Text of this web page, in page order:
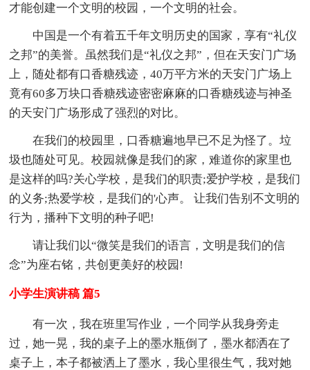
才能创建一个文明的校园，一个文明的社会。
中国是一个有着五千年文明历史的国家，享有“礼仪
之邦”的美誉。虽然我们是“礼仪之邦”，但在天安门广场
上，随处都有口香糖残迹，40万平方米的天安门广场上
竟有60多万块口香糖残迹密密麻麻的口香糖残迹与神圣
的天安门广场形成了强烈的对比。
在我们的校园里，口香糖遍地早已不足为怪了。垃
圾也随处可见。校园就像是我们的家，难道你的家里也
是这样的吗?关心学校，是我们的职责;爱护学校，是我们
的义务;热爱学校，是我们的'心声。 让我们告别不文明的
行为，播种下文明的种子吧!
请让我们以“微笑是我们的语言，文明是我们的信
念”为座右铭，共创更美好的校园!
小学生演讲稿 篇5
有一次，我在班里写作业，一个同学从我身旁走
过，她一晃，我的桌子上的墨水瓶倒了，墨水都洒在了
桌子上，本子都被洒上了墨水，我心里很生气，我对她